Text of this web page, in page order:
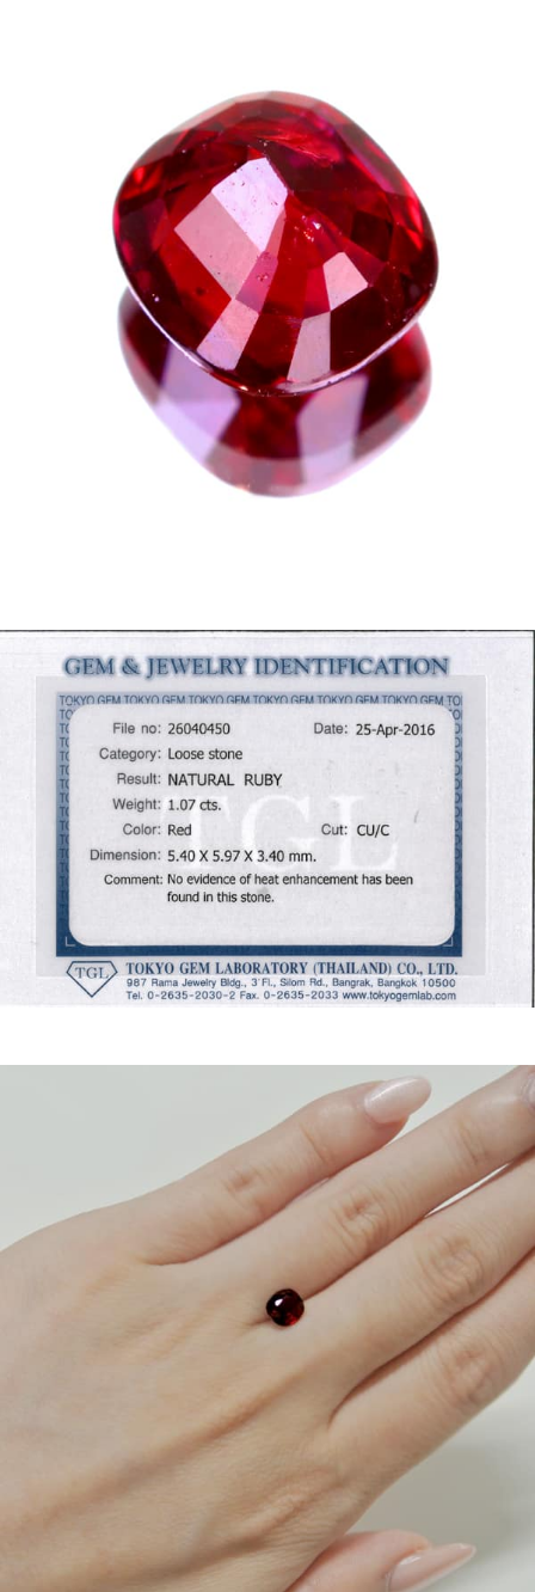
ご注文手続き
カートを見る
お買い物を続ける